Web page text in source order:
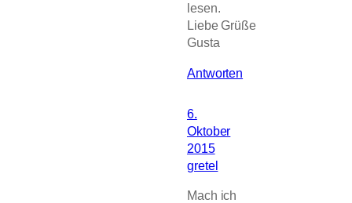
lesen.
Liebe Grüße
Gusta
Antworten
6.
Oktober
2015
gretel
Mach ich